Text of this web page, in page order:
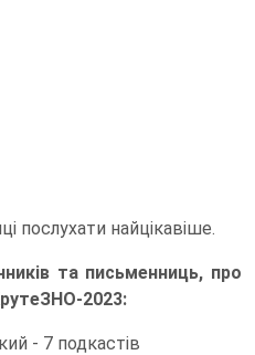
послухати найцікавіше.
та письменниць, про
2023:
- 7 подкастів